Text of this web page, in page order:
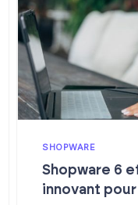
SHOPWARE
Shopware 6
innovant